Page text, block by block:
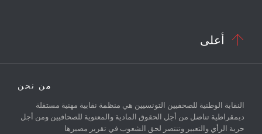
 أعلى
من نحن
النقابة الوطنية للصحفيين التونسيين هي منظمة نقابية مهنية مستقلة
ديمقراطية تناضل من أجل الحقوق المادية والمعنوية للصحافيين ومن أجل
حرية الرأي والتعبير وتنتصر لحق الشعوب في تقرير مصيرها